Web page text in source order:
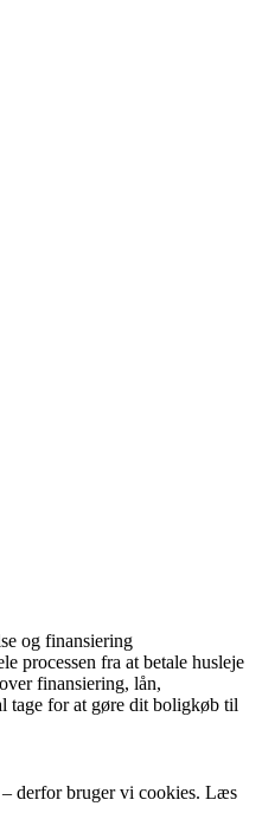
og finansiering
processen fra at betale husleje
finansiering, lån,
tage for at gøre dit boligkøb til
derfor bruger vi cookies. Læs